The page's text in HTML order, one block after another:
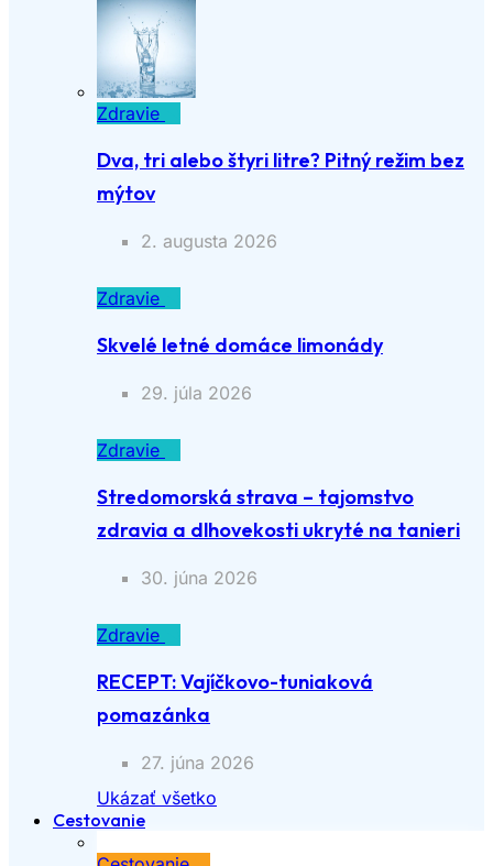
Zdravie
Dva, tri alebo štyri litre? Pitný režim bez
mýtov
2. augusta 2026
Zdravie
Skvelé letné domáce limonády
29. júla 2026
Zdravie
Stredomorská strava – tajomstvo
zdravia a dlhovekosti ukryté na tanieri
30. júna 2026
Zdravie
RECEPT: Vajíčkovo-tuniaková
pomazánka
27. júna 2026
Ukázať všetko
Cestovanie